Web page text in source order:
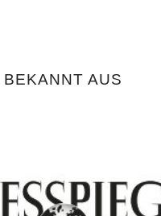
BEKANNT AUS